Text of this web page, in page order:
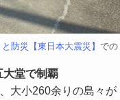
防災【東日本大震災】 での
大堂で制覇
大小260余りの島々が